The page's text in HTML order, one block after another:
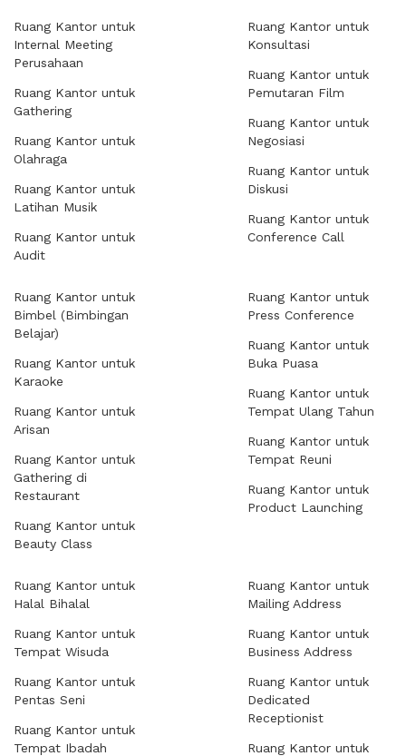
Ruang Kantor untuk
Internal Meeting
Perusahaan
Ruang Kantor untuk
Gathering
Ruang Kantor untuk
Olahraga
Ruang Kantor untuk
Latihan Musik
Ruang Kantor untuk
Audit
Ruang Kantor untuk
Konsultasi
Ruang Kantor untuk
Pemutaran Film
Ruang Kantor untuk
Negosiasi
Ruang Kantor untuk
Diskusi
Ruang Kantor untuk
Conference Call
Ruang Kantor untuk
Bimbel (Bimbingan
Belajar)
Ruang Kantor untuk
Karaoke
Ruang Kantor untuk
Arisan
Ruang Kantor untuk
Gathering di
Restaurant
Ruang Kantor untuk
Beauty Class
Ruang Kantor untuk
Press Conference
Ruang Kantor untuk
Buka Puasa
Ruang Kantor untuk
Tempat Ulang Tahun
Ruang Kantor untuk
Tempat Reuni
Ruang Kantor untuk
Product Launching
Ruang Kantor untuk
Halal Bihalal
Ruang Kantor untuk
Tempat Wisuda
Ruang Kantor untuk
Pentas Seni
Ruang Kantor untuk
Tempat Ibadah
Ruang Kantor untuk
Mailing Address
Ruang Kantor untuk
Business Address
Ruang Kantor untuk
Dedicated
Receptionist
Ruang Kantor untuk